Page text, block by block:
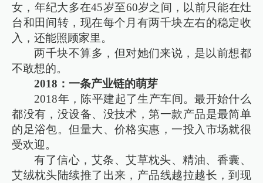
女，年纪大多在45岁至60岁之间，以前只能在灶
台和田间转，现在每个月有两千块左右的稳定收
入，还能照顾家里。
两千块不算多，但对她们来说，是以前想都
不敢想的。
2018：一条产业链的萌芽
2018年，陈平建起了生产车间。最开始什么
都没有，没设备、没技术，第一款产品是最简单
的足浴包。但量大、价格实惠，一投入市场就很
受欢迎。
有了信心，艾条、艾草枕头、精油、香囊、
艾绒枕头陆续推了出来，产品线越拉越长，到现